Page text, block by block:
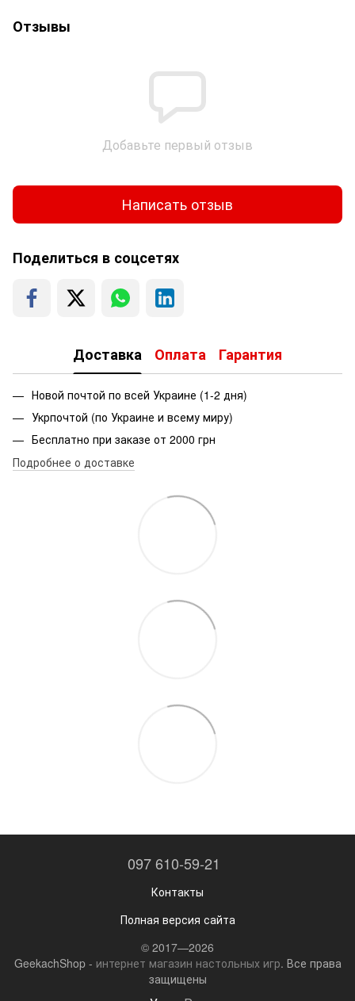
Отзывы
Добавьте первый отзыв
Написать отзыв
Поделиться в соцсетях
Доставка Оплата Гарантия
Новой почтой по всей Украине (1-2 дня)
Укрпочтой (по Украине и всему миру)
Бесплатно при заказе от 2000 грн
Подробнее о доставке
097 610-59-21
Контакты
Полная версия сайта
© 2017—2026
GeekachShop - интернет магазин настольных игр. Все права
защищены